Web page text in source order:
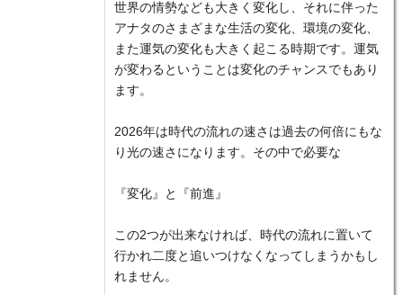
世界の情勢なども大きく変化し、それに伴った
アナタのさまざまな生活の変化、環境の変化、
また運気の変化も大きく起こる時期です。運気
が変わるということは変化のチャンスでもあり
ます。
2026年は時代の流れの速さは過去の何倍にもな
り光の速さになります。その中で必要な
『変化』と『前進』
この2つが出来なければ、時代の流れに置いて
行かれ二度と追いつけなくなってしまうかもし
れません。